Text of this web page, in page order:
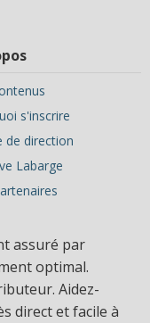
s'inscrire
de direction
Labarge
assuré par
optimal.
Aidez-
direct et facile à